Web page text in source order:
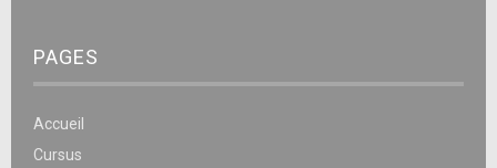
PAGES
Accueil
Cursus